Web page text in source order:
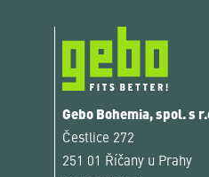
Gebo Bohemia, spol. s
Čestlice 272
251 01 Říčany u Prahy